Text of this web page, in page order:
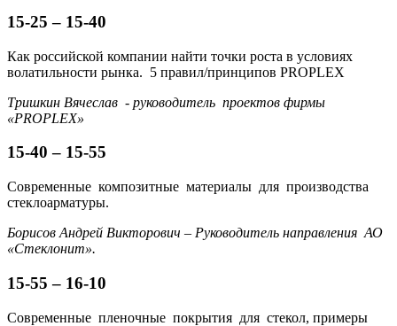
15-25 – 15-40
Как российской компании найти точки роста в условиях
волатильности рынка. 5 правил/принципов PROPLEX
Тришкин Вячеслав - руководитель проектов фирмы
«PROPLEX»
15-40 – 15-55
Современные композитные материалы для производства
стеклоарматуры.
Борисов Андрей Викторович – Руководитель направления АО
«Стеклонит».
15-55 – 16-10
Современные пленочные покрытия для стекол, примеры